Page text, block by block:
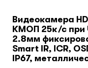
Монтажные
Видеокамера
КМОП 25к/с при
2.8мм
Smart IR, ICR,
IP67,